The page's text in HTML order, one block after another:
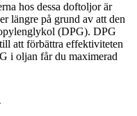
hos dessa doftoljor är
längre på grund av att den
(DPG). DPG
att förbättra effektiviteten
i oljan får du maximerad